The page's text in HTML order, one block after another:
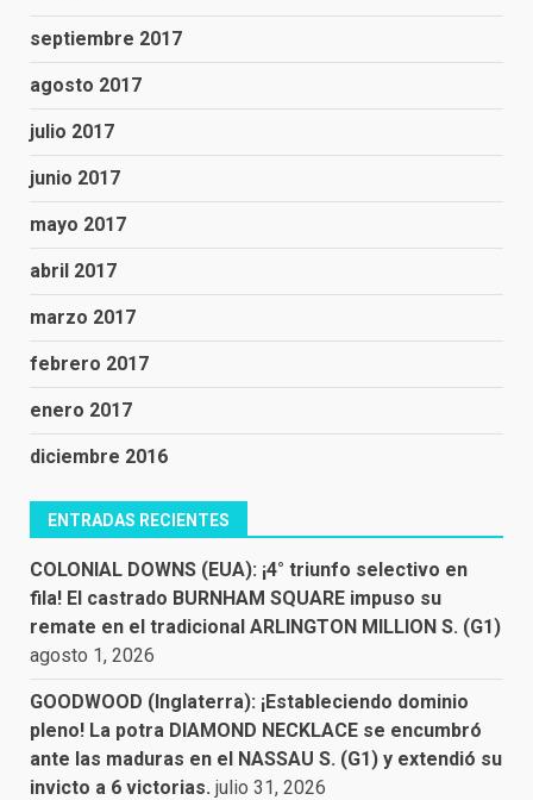
septiembre 2017
agosto 2017
julio 2017
junio 2017
mayo 2017
abril 2017
marzo 2017
febrero 2017
enero 2017
diciembre 2016
ENTRADAS RECIENTES
COLONIAL DOWNS (EUA): ¡4° triunfo selectivo en
fila! El castrado BURNHAM SQUARE impuso su
remate en el tradicional ARLINGTON MILLION S. (G1)
agosto 1, 2026
GOODWOOD (Inglaterra): ¡Estableciendo dominio
pleno! La potra DIAMOND NECKLACE se encumbró
ante las maduras en el NASSAU S. (G1) y extendió su
invicto a 6 victorias. julio 31, 2026